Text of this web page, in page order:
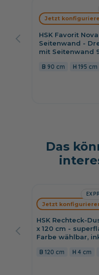
HSK Favorit
Seitenwand -
mit Seitenwand
90 cm 195 cm
Jetzt
Das
HSK Rechteck-
x 120 cm -
Farbe wählbar,
120 cm 4 cm
Jetzt